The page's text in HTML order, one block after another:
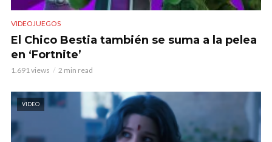
VIDEOJUEGOS
El Chico Bestia también se suma a la pelea
en ‘Fortnite’
1.691 views 2 min read
VIDEO